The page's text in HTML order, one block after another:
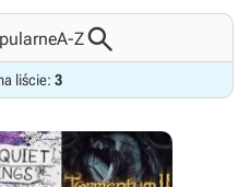
A-Z
liście: 3